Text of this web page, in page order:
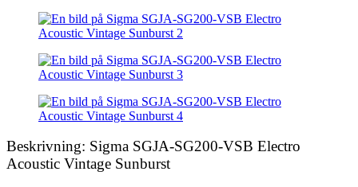
Beskrivning: Sigma SGJA-SG200-VSB Electro
Acoustic Vintage Sunburst